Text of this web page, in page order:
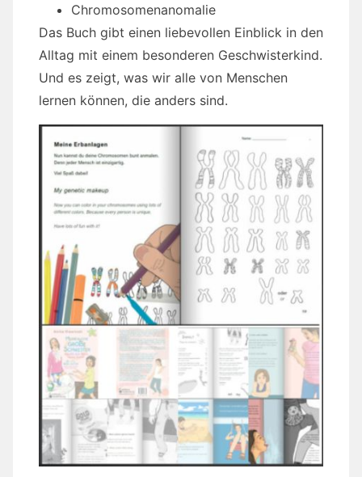
Chromosomenanomalie
Das Buch gibt einen liebevollen Einblick in den
Alltag mit einem besonderen Geschwisterkind.
Und es zeigt, was wir alle von Menschen
lernen können, die anders sind.